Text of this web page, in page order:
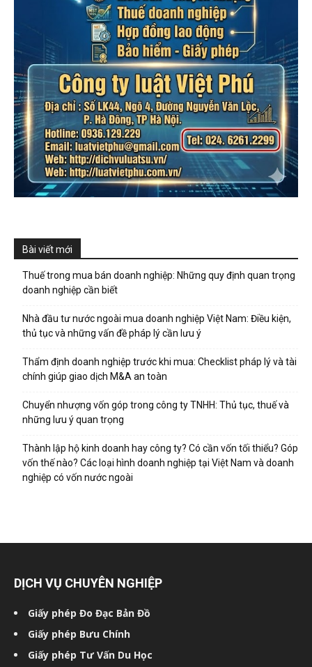
Bài viết mới
Thuế trong mua bán doanh nghiệp: Những quy định quan trọng
doanh nghiệp cần biết
Nhà đầu tư nước ngoài mua doanh nghiệp Việt Nam: Điều kiện,
thủ tục và những vấn đề pháp lý cần lưu ý
Thẩm định doanh nghiệp trước khi mua: Checklist pháp lý và tài
chính giúp giao dịch M&A an toàn
Chuyển nhượng vốn góp trong công ty TNHH: Thủ tục, thuế và
những lưu ý quan trọng
Thành lập hộ kinh doanh hay công ty? Có cần vốn tối thiểu? Góp
vốn thế nào? Các loại hình doanh nghiệp tại Việt Nam và doanh
nghiệp có vốn nước ngoài
DỊCH VỤ CHUYÊN NGHIỆP
Giấy phép Đo Đạc Bản Đồ
Giấy phép Bưu Chính
Giấy phép Tư Vấn Du Học